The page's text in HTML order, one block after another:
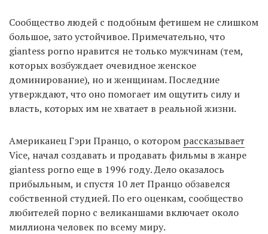
Сообщество людей с подобным фетишем не слишком
большое, зато устойчивое. Примечательно, что
giantess porno нравится не только мужчинам (тем,
которых возбуждает очевидное женское
доминирование), но и женщинам. Последние
утверждают, что оно помогает им ощутить силу и
власть, которых им не хватает в реальной жизни.
Американец Гэри Пранцо, о котором рассказывает
Vice, начал создавать и продавать фильмы в жанре
giantess porno еще в 1996 году. Дело оказалось
прибыльным, и спустя 10 лет Пранцо обзавелся
собственной студией. По его оценкам, сообщество
любителей порно с великаншами включает около
миллиона человек по всему миру.